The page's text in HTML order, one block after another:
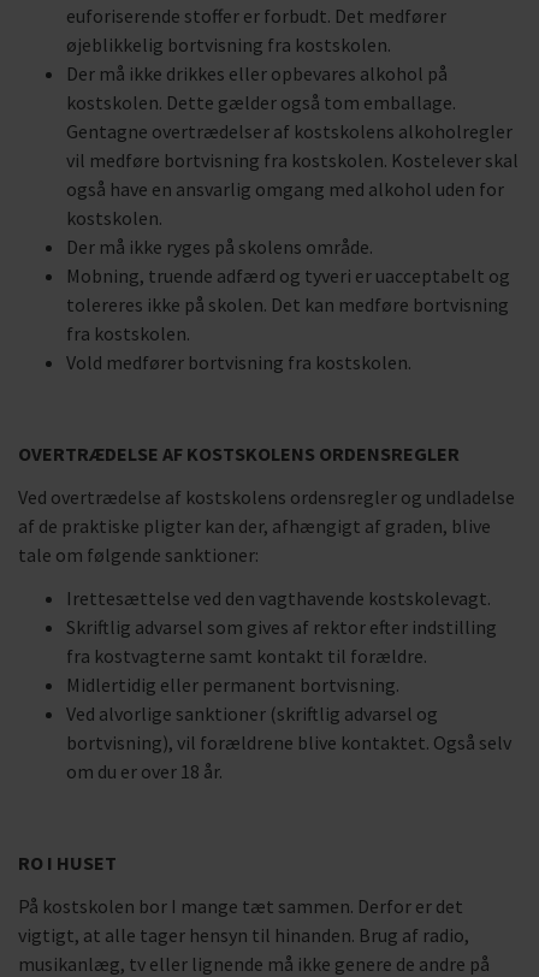
euforiserende stoffer er forbudt. Det medfører
øjeblikkelig bortvisning fra kostskolen.
Der må ikke drikkes eller opbevares alkohol på
kostskolen. Dette gælder også tom emballage.
Gentagne overtrædelser af kostskolens alkoholregler
vil medføre bortvisning fra kostskolen. Kostelever skal
også have en ansvarlig omgang med alkohol uden for
kostskolen.
Der må ikke ryges på skolens område.
Mobning, truende adfærd og tyveri er uacceptabelt og
tolereres ikke på skolen. Det kan medføre bortvisning
fra kostskolen.
Vold medfører bortvisning fra kostskolen.
OVERTRÆDELSE AF KOSTSKOLENS ORDENSREGLER
Ved overtrædelse af kostskolens ordensregler og undladelse
af de praktiske pligter kan der, afhængigt af graden, blive
tale om følgende sanktioner:
Irettesættelse ved den vagthavende kostskolevagt.
Skriftlig advarsel som gives af rektor efter indstilling
fra kostvagterne samt kontakt til forældre.
Midlertidig eller permanent bortvisning.
Ved alvorlige sanktioner (skriftlig advarsel og
bortvisning), vil forældrene blive kontaktet. Også selv
om du er over 18 år.
RO I HUSET
På kostskolen bor I mange tæt sammen. Derfor er det
vigtigt, at alle tager hensyn til hinanden. Brug af radio,
musikanlæg, tv eller lignende må ikke genere de andre på